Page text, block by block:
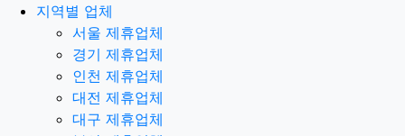
지역별 업체
서울 제휴업체
경기 제휴업체
인천 제휴업체
대전 제휴업체
대구 제휴업체